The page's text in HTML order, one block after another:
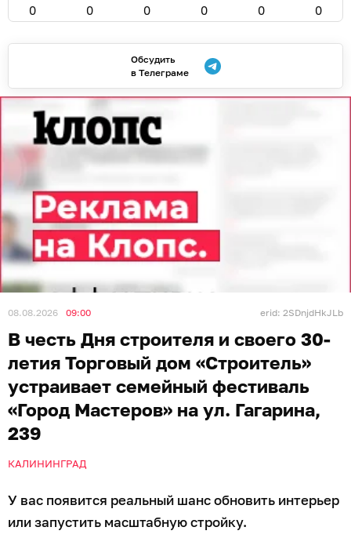
0 0 0 0 0 0
Обсудить
в Телеграме
08.08.2026 09:00 erid: 2SDnjdHkJLb
В честь Дня строителя и своего 30-
летия Торговый дом «Строитель»
устраивает семейный фестиваль
«Город Мастеров» на ул. Гагарина,
239
КАЛИНИНГРАД
У вас появится реальный шанс обновить интерьер
или запустить масштабную стройку.